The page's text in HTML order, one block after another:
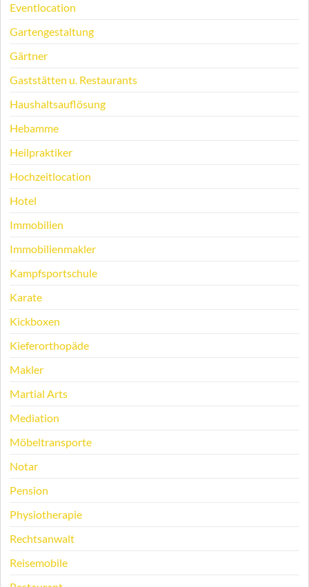
Eventlocation
Gartengestaltung
Gärtner
Gaststätten u. Restaurants
Haushaltsauflösung
Hebamme
Heilpraktiker
Hochzeitlocation
Hotel
Immobilien
Immobilienmakler
Kampfsportschule
Karate
Kickboxen
Kieferorthopäde
Makler
Martial Arts
Mediation
Möbeltransporte
Notar
Pension
Physiotherapie
Rechtsanwalt
Reisemobile